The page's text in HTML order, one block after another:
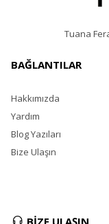
Tuana
BAĞLANTILAR
Hakkımızda
Yardım
Blog Yazıları
Bize Ulaşın
BİZE ULAŞIN